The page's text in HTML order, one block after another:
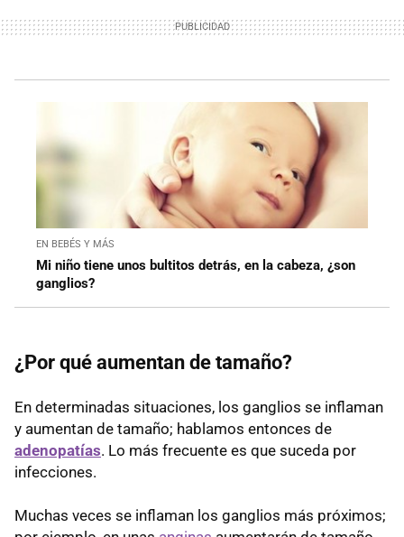
EN BEBÉS Y MÁS
Mi niño tiene unos bultitos detrás, en la cabeza, ¿son
ganglios?
¿Por qué aumentan de tamaño?
En determinadas situaciones, los ganglios se inflaman
y aumentan de tamaño; hablamos entonces de
adenopatías. Lo más frecuente es que suceda por
infecciones.
Muchas veces se inflaman los ganglios más próximos;